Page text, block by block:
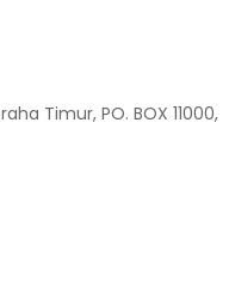
Timur, PO. BOX 11000,